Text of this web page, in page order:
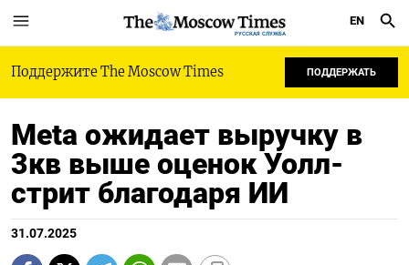
РУССКАЯ СЛУЖБА
EN
Поддержите The Moscow Times ПОДДЕРЖАТЬ
Meta ожидает выручку в
3кв выше оценок Уолл-
стрит благодаря ИИ
31.07.2025